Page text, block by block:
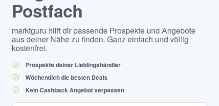
Postfach
marktguru hilft dir passende Prospekte und Angebote
aus deiner Nähe zu finden. Ganz einfach und völlig
kostenfrei.
Prospekte deiner Lieblingshändler
Wöchentlich die besten Deals
Kein Cashback Angebot verpassen